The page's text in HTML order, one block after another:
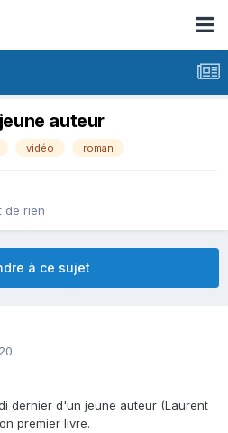
auteur
vidéo roman
de rien
à ce sujet
dernier d'un jeune auteur (Laurent
premier livre.